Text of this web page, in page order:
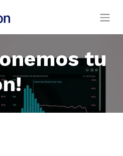
tu